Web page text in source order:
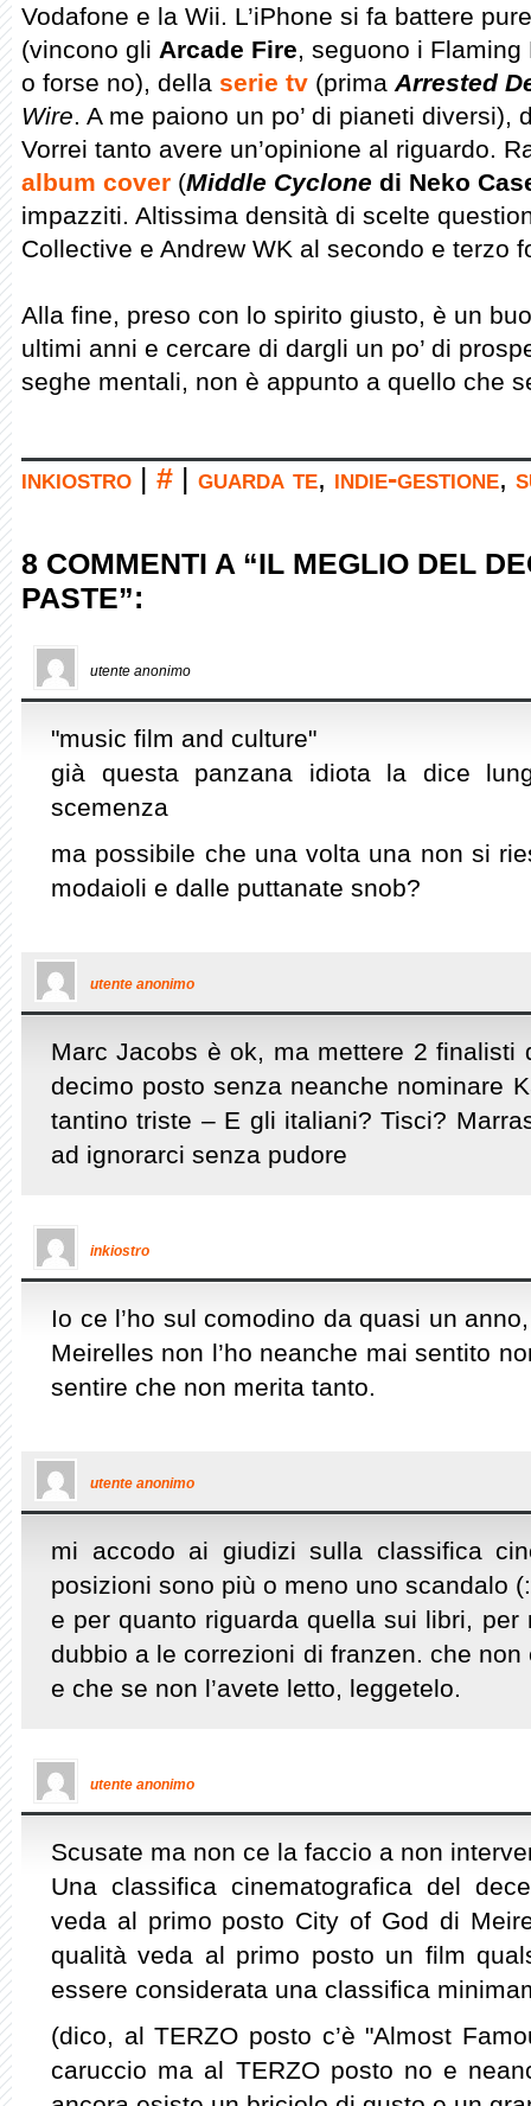
Vodafone e la Wii. L’iPhone si fa battere
(vincono gli Arcade Fire, seguono i
o forse no), della serie tv (prima Arrested
Wire. A me paiono un po’ di pianeti diversi),
Vorrei tanto avere un’opinione al riguardo.
album cover (Middle Cyclone di Neko
impazziti. Altissima densità di scelte
Collective e Andrew WK al secondo e terzo
Alla fine, preso con lo spirito giusto, è un
ultimi anni e cercare di dargli un po’ di
seghe mentali, non è appunto a quello che
inkiostro # guarda te, indie-gestione,
8 COMMENTI A “IL MEGLIO DEL
PASTE”:
utente anonimo
"music film and culture"
già questa panzana idiota la dice
scemenza
ma possibile che una volta una non si
modaioli e dalle puttanate snob?
utente anonimo
Marc Jacobs è ok, ma mettere 2 finalisti
decimo posto senza neanche nominare
tantino triste – E gli italiani? Tisci?
ad ignorarci senza pudore
inkiostro
Io ce l’ho sul comodino da quasi un
Meirelles non l’ho neanche mai sentito
sentire che non merita tanto.
utente anonimo
mi accodo ai giudizi sulla classifica
posizioni sono più o meno uno scandalo (:
e per quanto riguarda quella sui libri,
dubbio a le correzioni di franzen. che
e che se non l’avete letto, leggetelo.
utente anonimo
Scusate ma non ce la faccio a non
Una classifica cinematografica del
veda al primo posto City of God di
qualità veda al primo posto un film
essere considerata una classifica
(dico, al TERZO posto c’è "Almost
caruccio ma al TERZO posto no e